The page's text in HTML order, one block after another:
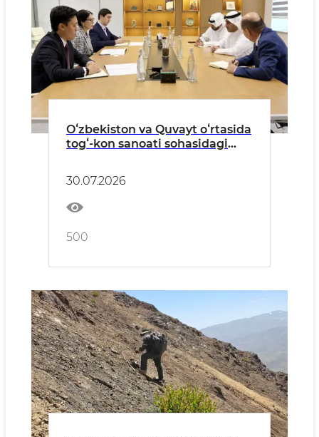
Oʻzbekiston va Quvayt oʻrtasida
togʻ-kon sanoati sohasidagi
30.07.2026
500